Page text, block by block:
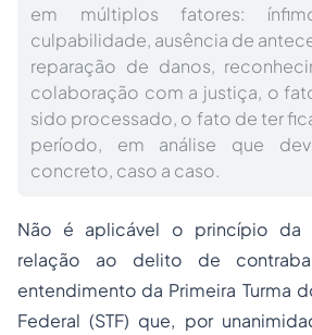
em múltiplos fatores:
culpabilidade, ausência de
reparação de danos,
colaboração com a justiça, o
sido processado, o fato de ter
período, em análise que
concreto, caso a caso.
Não é aplicável o princípio da
relação ao delito de
entendimento da Primeira Turma
Federal (STF) que, por